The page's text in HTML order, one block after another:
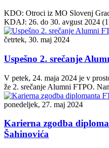
KDO: Otroci iz MO Slovenj
KDAJ: 26. do 30. avgust 2024
četrtek, 30. maj 2024
Uspešno 2. srečanje
V petek, 24. maja 2024 je v
že 2. srečanje Alumni FTPO.
ponedeljek, 27. maj 2024
Karierna zgodba
Šahinovića